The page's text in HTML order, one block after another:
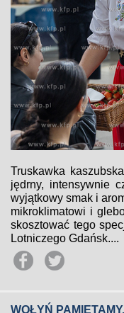
Truskawka
jędrny, intensywnie
wyjątkowy smak i
mikroklimatowi i
skosztować tego
Lotniczego Gdańsk....
WOŁYŃ